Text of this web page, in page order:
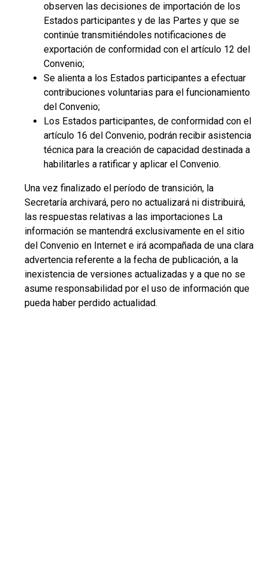
observen las decisiones de importación de los
Estados participantes y de las Partes y que se
continúe transmitiéndoles notificaciones de
exportación de conformidad con el artículo 12 del
Convenio;
Se alienta a los Estados participantes a efectuar
contribuciones voluntarias para el funcionamiento
del Convenio;
Los Estados participantes, de conformidad con el
artículo 16 del Convenio, podrán recibir asistencia
técnica para la creación de capacidad destinada a
habilitarles a ratificar y aplicar el Convenio.
Una vez finalizado el período de transición, la
Secretaría archivará, pero no actualizará ni distribuirá,
las respuestas relativas a las importaciones La
información se mantendrá exclusivamente en el sitio
del Convenio en Internet e irá acompañada de una clara
advertencia referente a la fecha de publicación, a la
inexistencia de versiones actualizadas y a que no se
asume responsabilidad por el uso de información que
pueda haber perdido actualidad.